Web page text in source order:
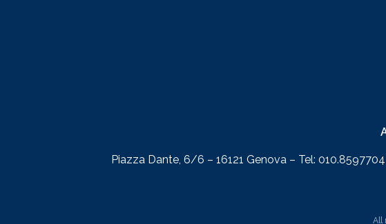
Piazza Dante, 6/6 – 16121 Genova – Tel:
All